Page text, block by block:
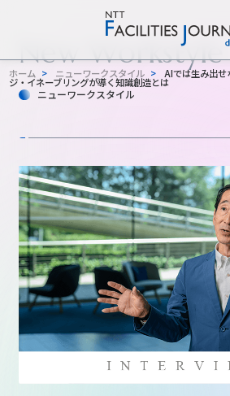
ホーム > ニューワークスタイル > AIでは生み出
ジ・イネーブリングが導く知識創造とは
New Workstyle
ニューワークスタイル